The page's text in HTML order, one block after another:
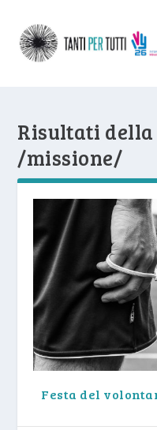
Risultati
/missione/
Festa del